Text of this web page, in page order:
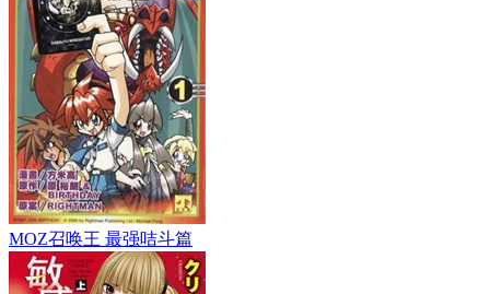
MOZ召唤王 最强咭斗篇